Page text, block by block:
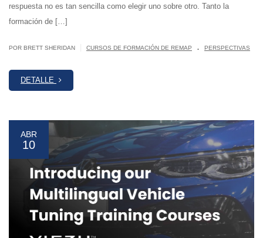
respuesta no es tan sencilla como elegir uno sobre otro. Tanto la
formación de […]
POR BRETT SHERIDAN CURSOS DE FORMACIÓN DE REMAP . PERSPECTIVAS
DETALLE
ABR
10